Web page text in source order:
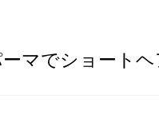
マでショートヘ